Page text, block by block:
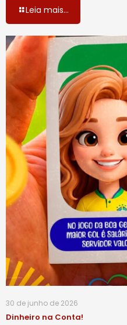
Leia mais...
30 de junho de 2026
Dinheiro na Conta!